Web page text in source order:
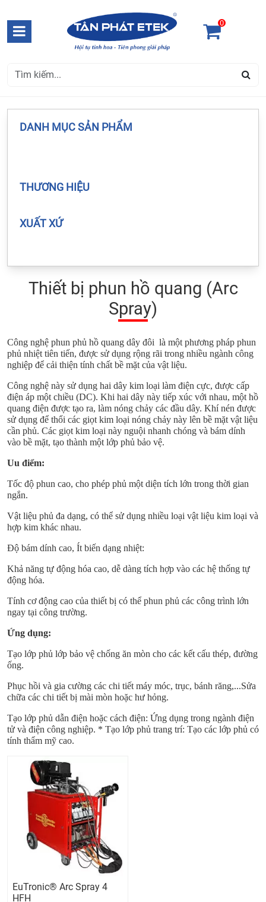
0
DANH MỤC SẢN PHẨM
THƯƠNG HIỆU
XUẤT XỨ
Thiết bị phun hồ quang (Arc
Spray)
Công nghệ phun phủ hồ quang dây đôi là một phương pháp phun
phủ nhiệt tiên tiến, được sử dụng rộng rãi trong nhiều ngành công
nghiệp để cải thiện tính chất bề mặt của vật liệu.
Công nghệ này sử dụng hai dây kim loại làm điện cực, được cấp
điện áp một chiều (DC). Khi hai dây này tiếp xúc với nhau, một hồ
quang điện được tạo ra, làm nóng chảy các đầu dây. Khí nén được
sử dụng để thổi các giọt kim loại nóng chảy này lên bề mặt vật liệu
cần phủ. Các giọt kim loại này nguội nhanh chóng và bám dính
vào bề mặt, tạo thành một lớp phủ bảo vệ.
Uu điểm:
Tốc độ phun cao, cho phép phủ một diện tích lớn trong thời gian
ngắn.
Vật liệu phủ đa dạng, có thể sử dụng nhiều loại vật liệu kim loại và
hợp kim khác nhau.
Độ bám dính cao, Ít biến dạng nhiệt:
Khả năng tự động hóa cao, dễ dàng tích hợp vào các hệ thống tự
động hóa.
Tính cơ động cao của thiết bị có thể phun phủ các công trình lớn
ngay tại công trường.
Ứng dụng:
Tạo lớp phủ lớp bảo vệ chống ăn mòn cho các kết cấu thép, đường
ống.
Phục hồi và gia cường các chi tiết máy móc, trục, bánh răng,...Sửa
chữa các chi tiết bị mài mòn hoặc hư hỏng.
Tạo lớp phủ dẫn điện hoặc cách điện: Ứng dụng trong ngành điện
tử và điện công nghiệp. * Tạo lớp phủ trang trí: Tạo các lớp phủ có
tính thẩm mỹ cao.
EuTronic® Arc Spray 4
HFH